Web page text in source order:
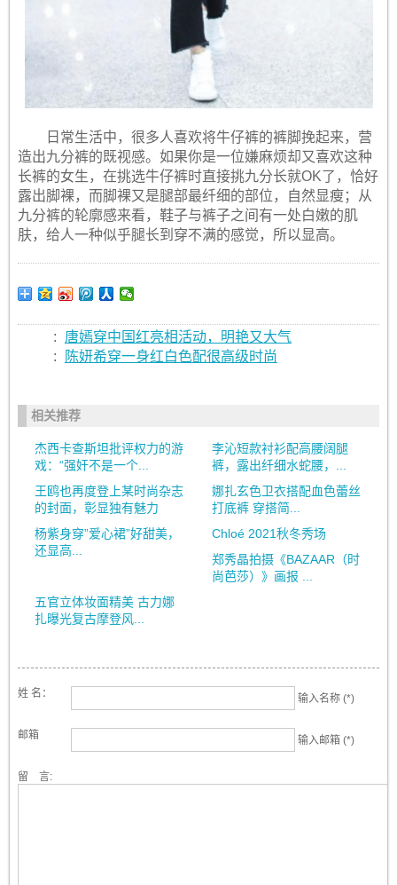
日常生活中，很多人喜欢将牛仔裤的裤脚挽起来，营
造出九分裤的既视感。如果你是一位嫌麻烦却又喜欢这种
长裤的女生，在挑选牛仔裤时直接挑九分长就OK了，恰好
露出脚裸，而脚裸又是腿部最纤细的部位，自然显瘦；从
九分裤的轮廓感来看，鞋子与裤子之间有一处白嫩的肌
肤，给人一种似乎腿长到穿不满的感觉，所以显高。
:
唐嫣穿中国红亮相活动，明艳又大气
:
陈妍希穿一身红白色配很高级时尚
相关推荐
杰西卡查斯坦批评权力的游
戏：“强奸不是一个...
李沁短款衬衫配高腰阔腿
裤，露出纤细水蛇腰，...
王鸥也再度登上某时尚杂志
的封面，彰显独有魅力
娜扎玄色卫衣搭配血色蕾丝
打底裤 穿搭简...
杨紫身穿”爱心裙”好甜美，
还显高...
Chloé 2021秋冬秀场
郑秀晶拍摄《BAZAAR（时
尚芭莎）》画报 ...
五官立体妆面精美 古力娜
扎曝光复古摩登风...
姓 名： 输入名称 (*)
邮箱 输入邮箱 (*)
留 言: